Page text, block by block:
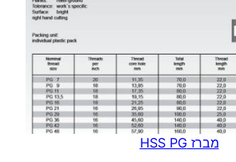
מברז HSS PG